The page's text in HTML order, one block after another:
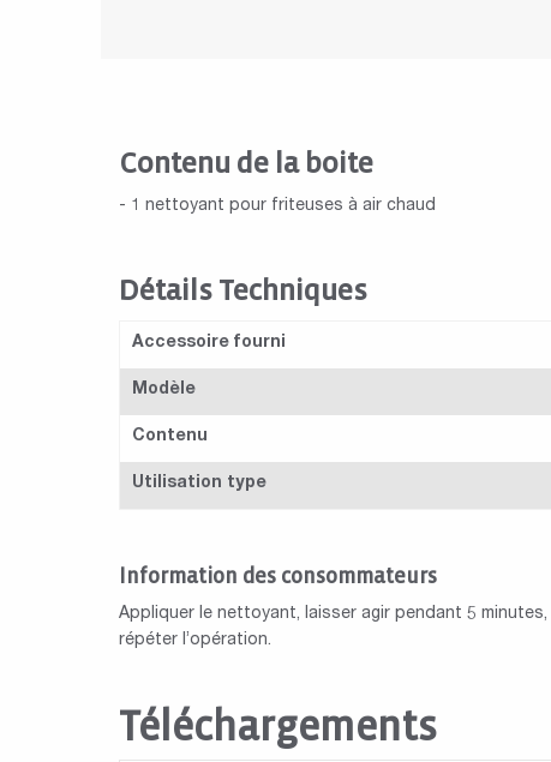
Contenu de la boite
- 1 nettoyant pour friteuses à air chaud
Détails Techniques
Accessoire fourni
Modèle
Contenu
Utilisation type
Information des consommateurs
Appliquer le nettoyant, laisser agir pendant 5 minutes,
répéter l’opération.
Téléchargements